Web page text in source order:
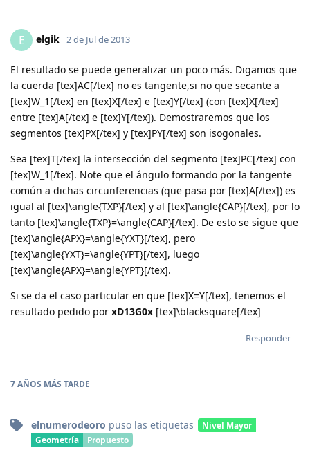
E elgik 2 de Jul de 2013
El resultado se puede generalizar un poco más. Digamos que
la cuerda [tex]AC[/tex] no es tangente,si no que secante a
[tex]W_1[/tex] en [tex]X[/tex] e [tex]Y[/tex] (con [tex]X[/tex]
entre [tex]A[/tex] e [tex]Y[/tex]). Demostraremos que los
segmentos [tex]PX[/tex] y [tex]PY[/tex] son isogonales.
Sea [tex]T[/tex] la intersección del segmento [tex]PC[/tex] con
[tex]W_1[/tex]. Note que el ángulo formando por la tangente
común a dichas circunferencias (que pasa por [tex]A[/tex]) es
igual al [tex]\angle{TXP}[/tex] y al [tex]\angle{CAP}[/tex], por lo
tanto [tex]\angle{TXP}=\angle{CAP}[/tex]. De esto se sigue que
[tex]\angle{APX}=\angle{YXT}[/tex], pero
[tex]\angle{YXT}=\angle{YPT}[/tex], luego
[tex]\angle{APX}=\angle{YPT}[/tex].
Si se da el caso particular en que [tex]X=Y[/tex], tenemos el
resultado pedido por xD13G0x [tex]\blacksquare[/tex]
Responder
7 AÑOS MÁS TARDE
elnumerodeoro puso las etiquetas
Nivel Mayor
Geometría
Propuesto